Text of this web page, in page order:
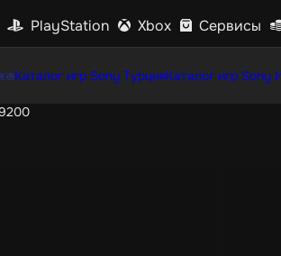
PlayStation Xbox Сервисы
Каталог игр Sony ТурцияКаталог игр Sony